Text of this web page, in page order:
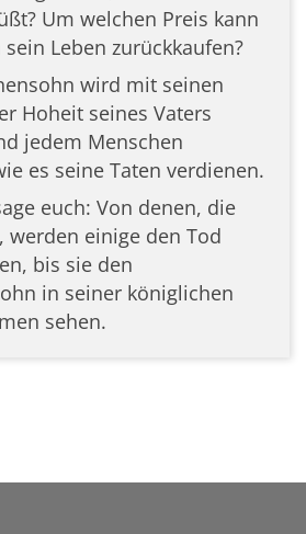
Um welchen Preis kann
Leben zurückkaufen?
wird mit seinen
Hoheit seines Vaters
jedem Menschen
es seine Taten verdienen.
euch: Von denen, die
werden einige den Tod
bis sie den
in seiner königlichen
sehen.